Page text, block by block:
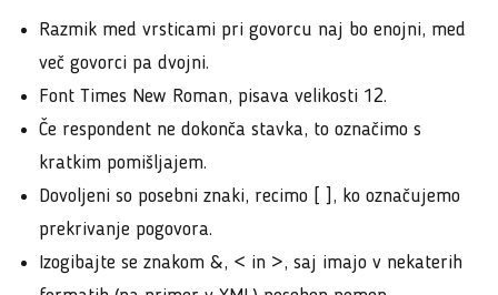
Razmik med vrsticami pri govorcu naj bo enojni, med
več govorci pa dvojni.
Font Times New Roman, pisava velikosti 12.
Če respondent ne dokonča stavka, to označimo s
kratkim pomišljajem.
Dovoljeni so posebni znaki, recimo [ ], ko označujemo
prekrivanje pogovora.
Izogibajte se znakom &, < in >, saj imajo v nekaterih